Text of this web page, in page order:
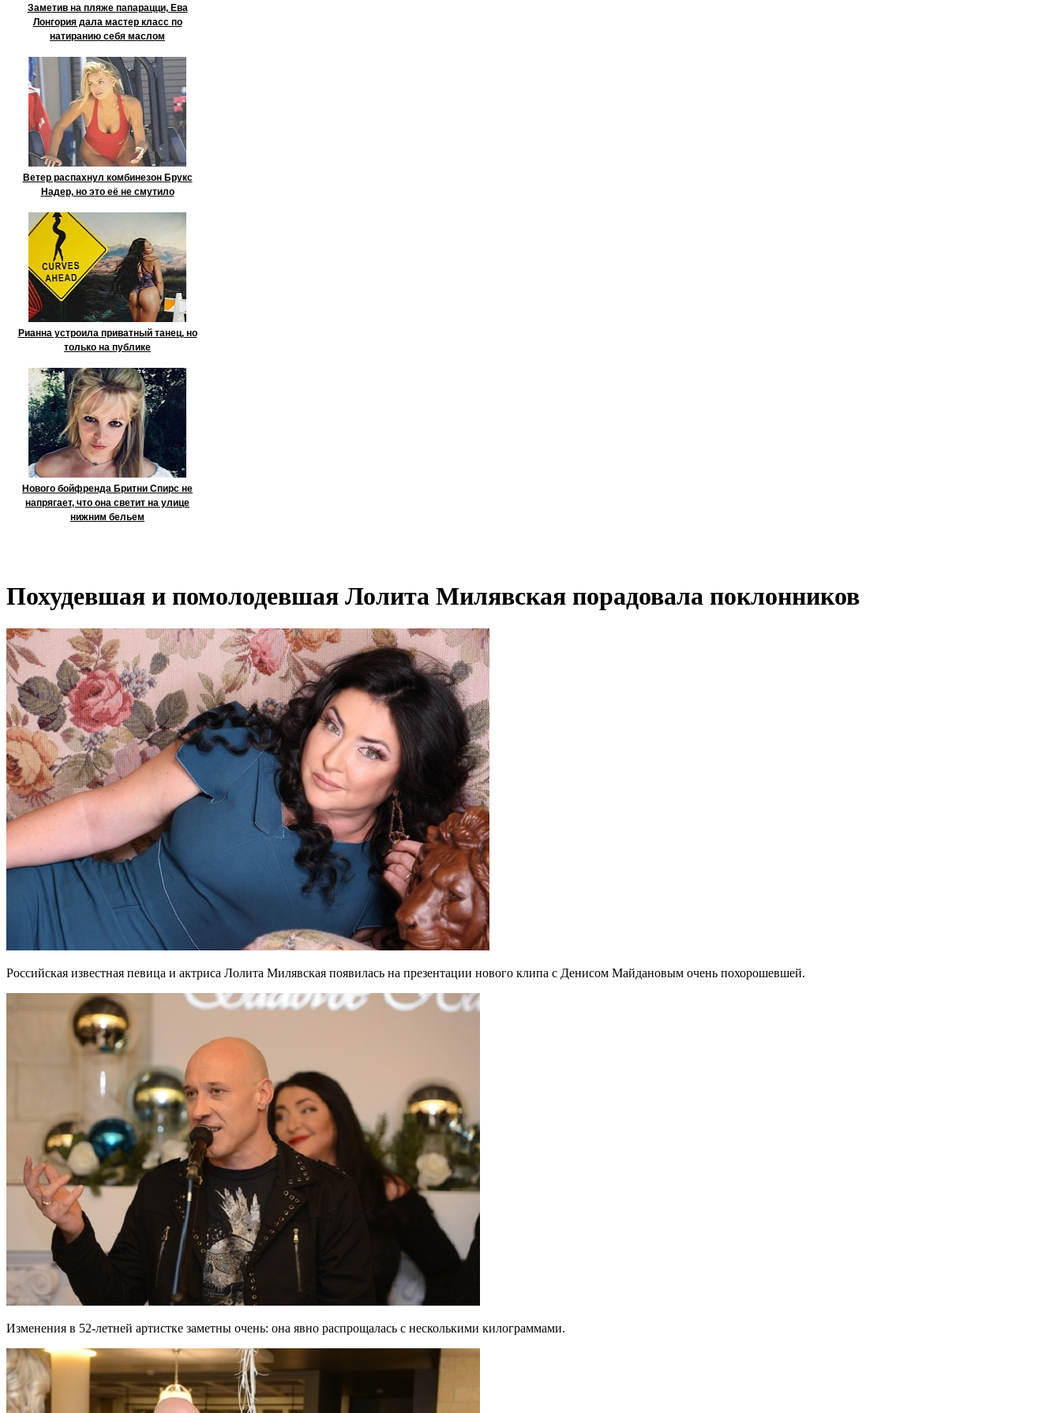
Заметив на пляже папарацци, Ева
Лонгория дала мастер класс по
натиранию себя маслом
Ветер распахнул комбинезон Брукс
Надер, но это её не смутило
Рианна устроила приватный танец, но
только на публике
Нового бойфренда Бритни Спирс не
напрягает, что она светит на улице
нижним бельем
Похудевшая и помолодевшая Лолита Милявская порадовала поклонников
Российская известная певица и актриса Лолита Милявская появилась на презентации нового клипа с Денисом Майдановым очень похорошевшей.
Изменения в 52-летней артистке заметны очень: она явно распрощалась с несколькими килограммами.